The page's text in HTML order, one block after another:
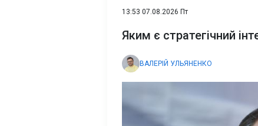
13:53 07.08.2026 Пт
Яким є стратегічний
ВАЛЕРІЙ УЛЬЯНЕНКО